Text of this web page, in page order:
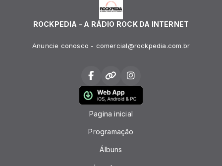
ROCKPEDIA - A RÁDIO ROCK DA INTERNET
Anuncie conosco - comercial@rockpedia.com.br
Pagina inicial
Programação
Álbuns